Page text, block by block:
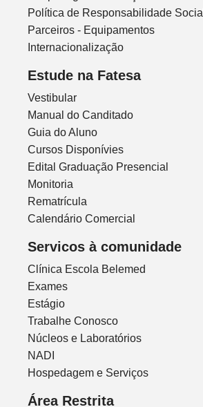
Política de Responsabilidade Social
Parceiros - Equipamentos
Internacionalização
Estude na Fatesa
Vestibular
Manual do Canditado
Guia do Aluno
Cursos Disponívies
Edital Graduação Presencial
Monitoria
Rematrícula
Calendário Comercial
Servicos à comunidade
Clínica Escola Belemed
Exames
Estágio
Trabalhe Conosco
Núcleos e Laboratórios
NADI
Hospedagem e Serviços
Área Restrita